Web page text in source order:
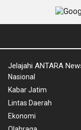
Jelajahi ANTARA
Nasional
Kabar Jatim
Lintas Daerah
Ekonomi